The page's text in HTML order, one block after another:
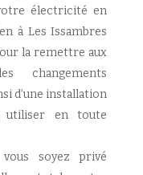
électricité en
à Les Issambres
la remettre aux
changements
d’une installation
utiliser en toute
soyez privé